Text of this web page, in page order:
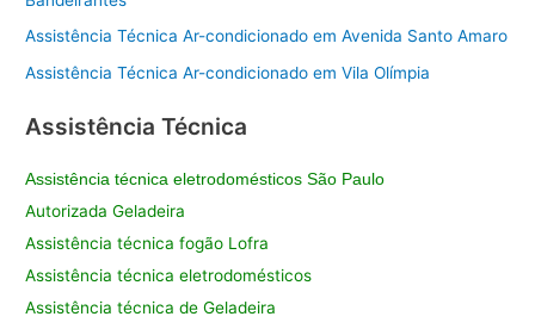
Assistência Técnica Ar-condicionado em Avenida Santo Amaro
Assistência Técnica Ar-condicionado em Vila Olímpia
Assistência Técnica
Assistência técnica eletrodomésticos São Paulo
Autorizada Geladeira
Assistência técnica fogão Lofra
Assistência técnica eletrodomésticos
Assistência técnica de Geladeira